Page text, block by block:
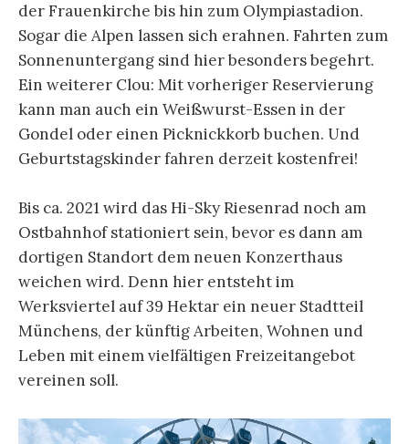
der Frauenkirche bis hin zum Olympiastadion.
Sogar die Alpen lassen sich erahnen. Fahrten zum
Sonnenuntergang sind hier besonders begehrt.
Ein weiterer Clou: Mit vorheriger Reservierung
kann man auch ein Weißwurst-Essen in der
Gondel oder einen Picknickkorb buchen. Und
Geburtstagskinder fahren derzeit kostenfrei!
Bis ca. 2021 wird das Hi-Sky Riesenrad noch am
Ostbahnhof stationiert sein, bevor es dann am
dortigen Standort dem neuen Konzerthaus
weichen wird. Denn hier entsteht im
Werksviertel auf 39 Hektar ein neuer Stadtteil
Münchens, der künftig Arbeiten, Wohnen und
Leben mit einem vielfältigen Freizeitangebot
vereinen soll.